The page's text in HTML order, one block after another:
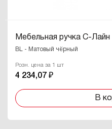
Мебельная ручка C-
BL - Матовый чёрный
Розн. цена за 1 шт
4 234,07 ₽
В